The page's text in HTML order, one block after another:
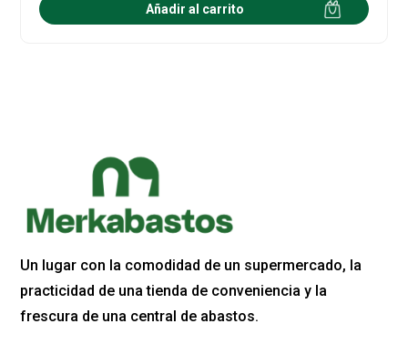
Añadir al carrito
Un lugar con la comodidad de un supermercado, la
practicidad de una tienda de conveniencia y la
frescura de una central de abastos.